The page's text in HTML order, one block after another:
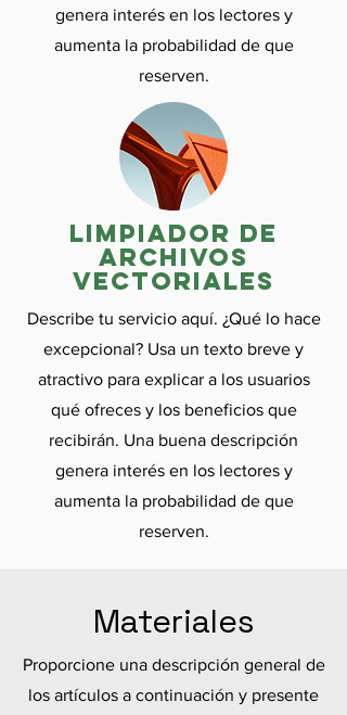
genera interés en los lectores y
aumenta la probabilidad de que
reserven.
limpiador de
archivos
vectoriales
Describe tu servicio aquí. ¿Qué lo hace
excepcional? Usa un texto breve y
atractivo para explicar a los usuarios
qué ofreces y los beneficios que
recibirán. Una buena descripción
genera interés en los lectores y
aumenta la probabilidad de que
reserven.
Materiales
Proporcione una descripción general de
los artículos a continuación y presente